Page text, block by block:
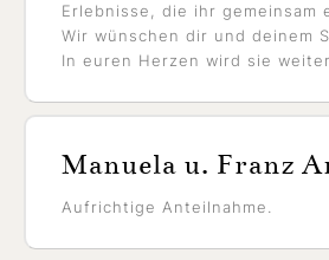
Erlebnisse, die ihr gemeinsam
Wir wünschen dir und deinem
In euren Herzen wird sie
Manuela u. Franz
Aufrichtige Anteilnahme.